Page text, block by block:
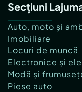
Secțiuni
Auto, moto și
Imobiliare
Locuri de muncă
Electronice și
Modă și
Piese auto